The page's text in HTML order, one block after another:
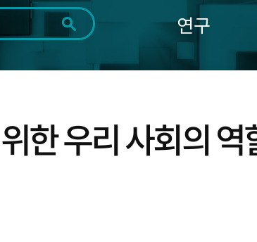
1주 1개월 3개월 1년
작
일
지
막
일
조회
연구
한 우리 사회의